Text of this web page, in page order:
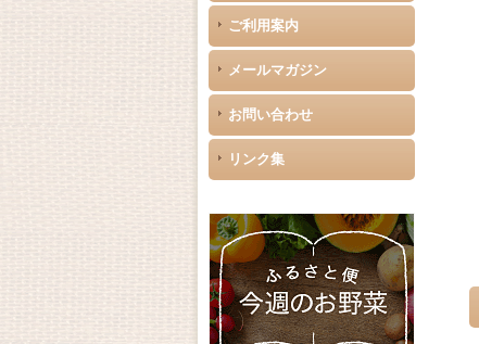
ご利用案内
メールマガジン
お問い合わせ
リンク集